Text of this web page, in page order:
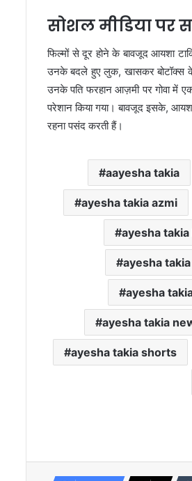
सोशल मीडिया पर
फिल्मों से दूर होने के बावजूद आयशा
उनके बदले हुए लुक, खासकर बोटॉक्स
उनके पति फरहान आज़मी पर गोवा में
परेशान किया गया। बावजूद इसके,
रहना पसंद करती हैं।
aayesha takia
ayesha takia azmi
ayesha
ayesha
ayesha
ayesha takia
ayesha takia shorts